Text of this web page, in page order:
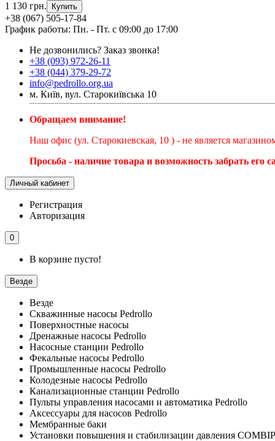
1 130 грн.
Купить
+38 (067) 505-17-84
График работы: Пн. - Пт. с 09:00 до 17:00
Не дозвонились? Заказ звонка!
+38 (093) 972-26-11
+38 (044) 379-29-72
info@pedrollo.org.ua
м. Київ, вул. Старокиївська 10
Обращаем внимание!
Наш офис (ул. Старокиевская, 10 ) - не является
Просьба - наличие товара и возможность забрать его
Личный кабинет
Регистрация
Авторизация
0
В корзине пусто!
Везде
Везде
Скважинные насосы Pedrollo
Поверхностные насосы
Дренажные насосы Pedrollo
Насосные станции Pedrollo
Фекальные насосы Pedrollo
Промышленные насосы Pedrollo
Колодезные насосы Pedrollo
Канализационные станции Pedrollo
Пульты управления насосами и автоматика Pedrollo
Аксессуары для насосов Pedrollo
Мембранные баки
Установки повышения и стабилизации давления